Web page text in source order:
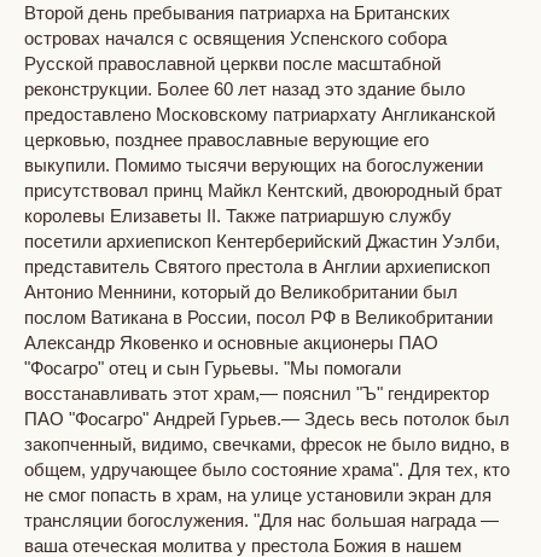
Второй день пребывания патриарха на Британских
островах начался с освящения Успенского собора
Русской православной церкви после масштабной
реконструкции. Более 60 лет назад это здание было
предоставлено Московскому патриархату Англиканской
церковью, позднее православные верующие его
выкупили. Помимо тысячи верующих на богослужении
присутствовал принц Майкл Кентский, двоюродный брат
королевы Елизаветы II. Также патриаршую службу
посетили архиепископ Кентерберийский Джастин Уэлби,
представитель Святого престола в Англии архиепископ
Антонио Меннини, который до Великобритании был
послом Ватикана в России, посол РФ в Великобритании
Александр Яковенко и основные акционеры ПАО
"Фосагро" отец и сын Гурьевы. "Мы помогали
восстанавливать этот храм,— пояснил "Ъ" гендиректор
ПАО "Фосагро" Андрей Гурьев.— Здесь весь потолок был
закопченный, видимо, свечками, фресок не было видно, в
общем, удручающее было состояние храма". Для тех, кто
не смог попасть в храм, на улице установили экран для
трансляции богослужения. "Для нас большая награда —
ваша отеческая молитва у престола Божия в нашем